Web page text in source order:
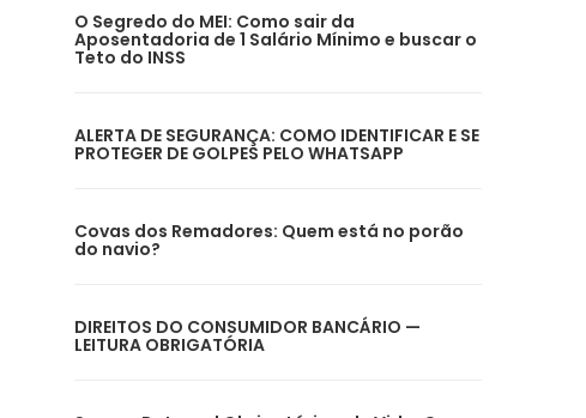
O Segredo do MEI: Como sair da
Aposentadoria de 1 Salário Mínimo e buscar o
Teto do INSS
ALERTA DE SEGURANÇA: COMO IDENTIFICAR E SE
PROTEGER DE GOLPES PELO WHATSAPP
Covas dos Remadores: Quem está no porão
do navio?
DIREITOS DO CONSUMIDOR BANCÁRIO —
LEITURA OBRIGATÓRIA